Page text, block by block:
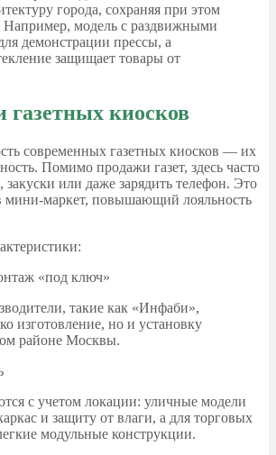
города, сохраняя при этом
Например, модель с раздвижными
демонстрации прессы, а
защищает товары от
газетных киосков
современных газетных киосков — их
Помимо продажи газет, здесь часто
или даже зарядить телефон. Это
мини-маркет, повышающий лояльность
«под ключ»
такие как «Инфаби»,
изготовление, но и установку
районе Москвы.
с учетом локации: уличные модели
и защиту от влаги, а для торговых
модульные конструкции.